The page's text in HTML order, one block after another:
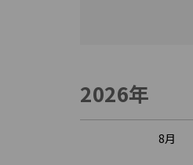
2026年
8月